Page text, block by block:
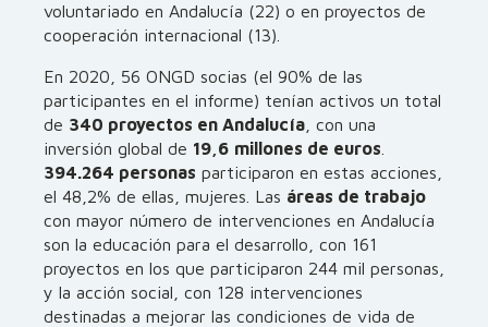
voluntariado en Andalucía (22) o en proyectos de
cooperación internacional (13).
En 2020, 56 ONGD socias (el 90% de las
participantes en el informe) tenían activos un total
de 340 proyectos en Andalucía , con una
inversión global de 19,6 millones de euros
394.264 personas participaron en estas acciones,
el 48,2% de ellas, mujeres. Las áreas de trabajo
con mayor número de intervenciones en Andalucía
son la educación para el desarrollo, con 161
proyectos en los que participaron 244 mil personas,
y la acción social, con 128 intervenciones
destinadas a mejorar las condiciones de vida de